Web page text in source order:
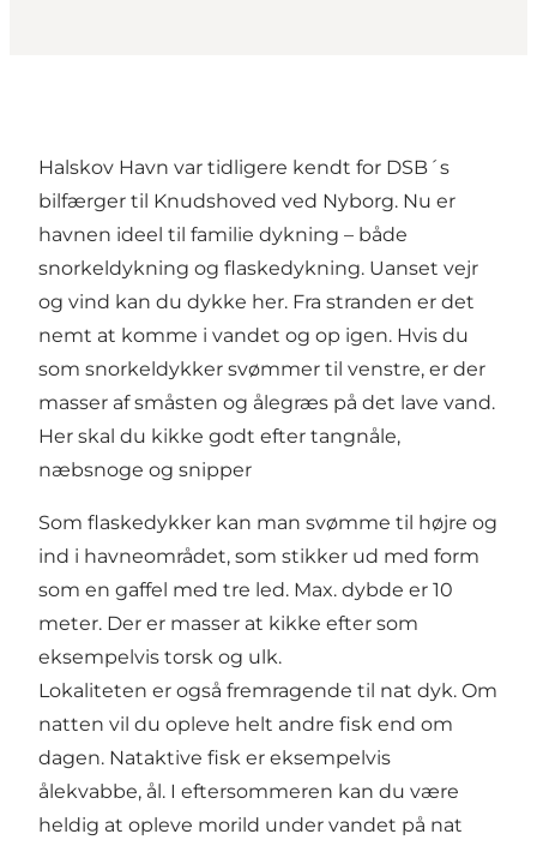
Halskov Havn var tidligere kendt for DSB´s
bilfærger til Knudshoved ved Nyborg. Nu er
havnen ideel til familie dykning – både
snorkeldykning og flaskedykning. Uanset vejr
og vind kan du dykke her. Fra stranden er det
nemt at komme i vandet og op igen. Hvis du
som snorkeldykker svømmer til venstre, er der
masser af småsten og ålegræs på det lave vand.
Her skal du kikke godt efter tangnåle,
næbsnoge og snipper
Som flaskedykker kan man svømme til højre og
ind i havneområdet, som stikker ud med form
som en gaffel med tre led. Max. dybde er 10
meter. Der er masser at kikke efter som
eksempelvis torsk og ulk.
Lokaliteten er også fremragende til nat dyk. Om
natten vil du opleve helt andre fisk end om
dagen. Nataktive fisk er eksempelvis
ålekvabbe, ål. I eftersommeren kan du være
heldig at opleve morild under vandet på nat